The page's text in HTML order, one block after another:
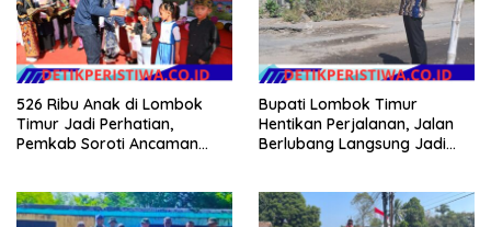
526 Ribu Anak di Lombok
Timur Jadi Perhatian,
Pemkab Soroti Ancaman
Bupati Lombok Timur
Hentikan Perjalanan, Jalan
Berlubang Langsung Jadi